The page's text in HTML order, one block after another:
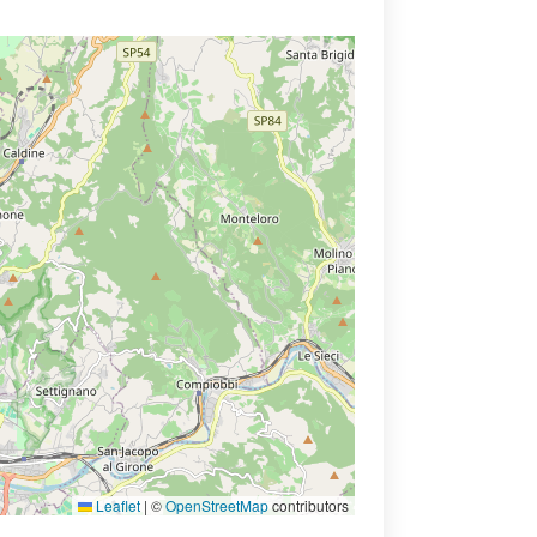
Leaflet | ©OpenStreetMapcontributors